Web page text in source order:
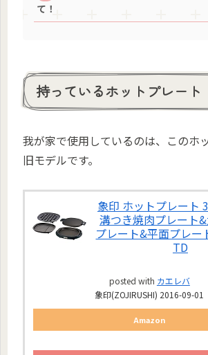
て！
持っているホットプレート
我が家で使用しているのは、このホ
旧モデルです。
象印 ホットプレート
溝つき焼肉プレート
プレート&平面プレー
TD
posted with カエレバ
象印(ZOJIRUSHI) 2016-09-01
Amazon